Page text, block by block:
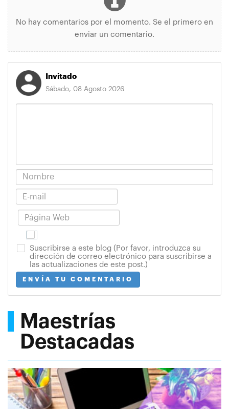
No hay comentarios por el momento. Se el primero en
enviar un comentario.
Invitado
Sábado, 08 Agosto 2026
Suscribirse a este blog (Por favor, introduzca su
dirección de correo electrónico para suscribirse a
las actualizaciones de este post.)
ENVÍA TU COMENTARIO
Maestrías
Destacadas